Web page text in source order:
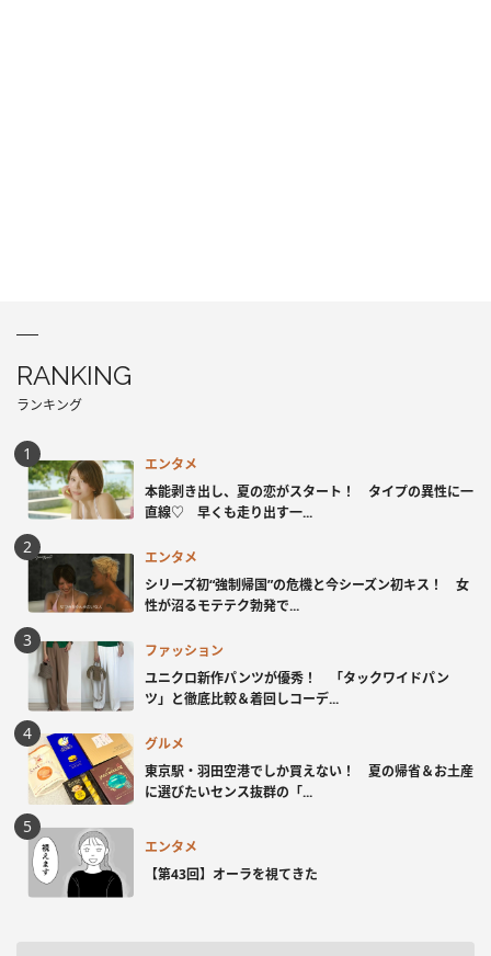
RANKING
ランキング
エンタメ
本能剥き出し、夏の恋がスタート！ タイプの異性に一
直線♡ 早くも走り出す一...
エンタメ
シリーズ初“強制帰国”の危機と今シーズン初キス！ 女
性が沼るモテテク勃発で...
ファッション
ユニクロ新作パンツが優秀！ 「タックワイドパン
ツ」と徹底比較＆着回しコーデ...
グルメ
東京駅・羽田空港でしか買えない！ 夏の帰省＆お土産
に選びたいセンス抜群の「...
エンタメ
【第43回】オーラを視てきた